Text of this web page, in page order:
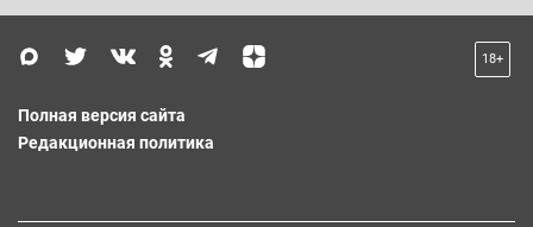
18+
Полная версия сайта
Редакционная политика